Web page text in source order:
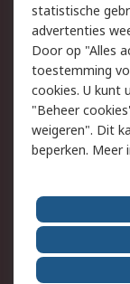
Wettelijk
Cookiebeleid
Privacybeleid
Bijgewerkt
Algemene
Over RS
RS Group
RS wereldwijd
statistische
advertenties
Door op "Alles
toestemming
cookies. U kunt
"Beheer
weigeren". Dit
beperken. Meer